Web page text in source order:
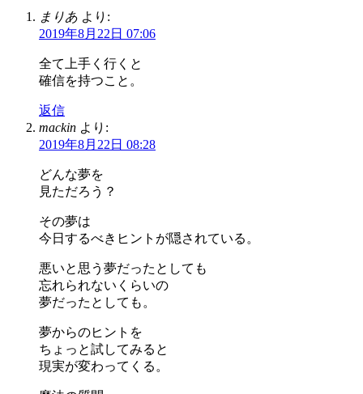
まりあ より:
2019年8月22日 07:06
全て上手く行くと
確信を持つこと。
返信
mackin より:
2019年8月22日 08:28
どんな夢を
見ただろう？
その夢は
今日するべきヒントが隠されている。
悪いと思う夢だったとしても
忘れられないくらいの
夢だったとしても。
夢からのヒントを
ちょっと試してみると
現実が変わってくる。